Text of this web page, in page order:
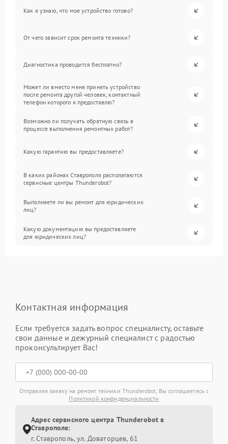
Как я узнаю, что мое устройство готово?
От чего зависит срок ремонта техники?
Диагностика проводится бесплатно?
Может ли вместо меня принять устройство
после ремонта другой человек, контактный
телефон которого я предоставлю?
Возможно ли получать обратную связь в
процессе выполнения ремонтных работ?
Какую гарантию вы предоставляете?
В каких районах Ставрополя располагаются
сервисные центры Thunderobot?
Выполняете ли вы ремонт для юридических
лиц?
Какую документацию вы предоставляете
для юридических лиц?
Контактная информация
Если требуется задать вопрос специалисту, оставьте
свои данные и дежурный специалист с радостью
проконсультирует Вас!
Отправляя заявку на ремонт техники Thunderobot, Вы соглашаетесь с
Политикой конфиденциальности
Адрес сервисного центра Thunderobot в
Ставрополе:
г. Ставрополь, ул. Доваторцев, 61